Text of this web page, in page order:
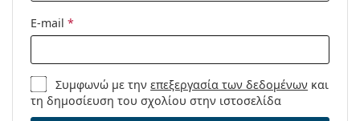
E-mail *
Συμφωνώ με τηνεπεξεργασία των δεδομένων και
τη δημοσίευση του σχολίου στην ιστοσελίδα